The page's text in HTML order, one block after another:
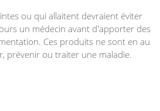
ou qui allaitent devraient éviter
un médecin avant d'apporter des
Ces produits ne sont en au
prévenir ou traiter une maladie.